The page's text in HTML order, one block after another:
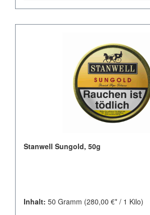
Stanwell Sungold, 50g
Inhalt: 50 Gramm (280,00 €* / 1 Kilo)